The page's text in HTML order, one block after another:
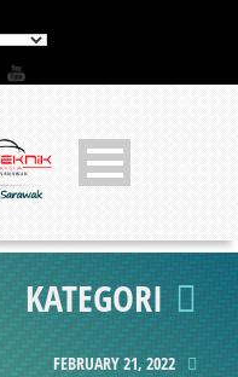
KATEGORI
FEBRUARY 21, 2022